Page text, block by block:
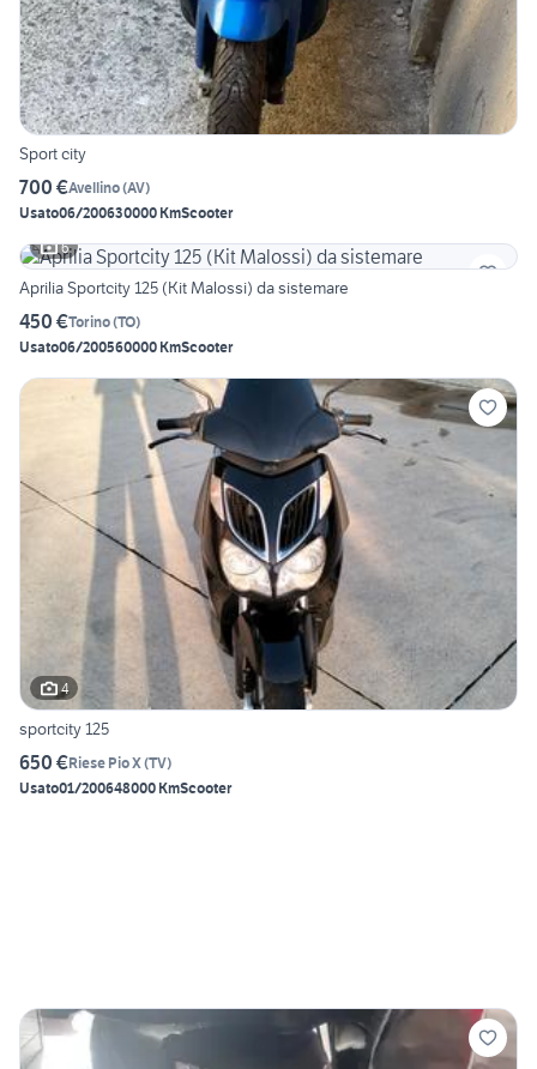
Sport city
700 €Avellino(AV)
Usato06/200630000 KmScooter
6
Aprilia Sportcity 125 (Kit Malossi) da sistemare
450 €Torino(TO)
Usato06/200560000 KmScooter
4
sportcity 125
650 €Riese Pio X(TV)
Usato01/200648000 KmScooter